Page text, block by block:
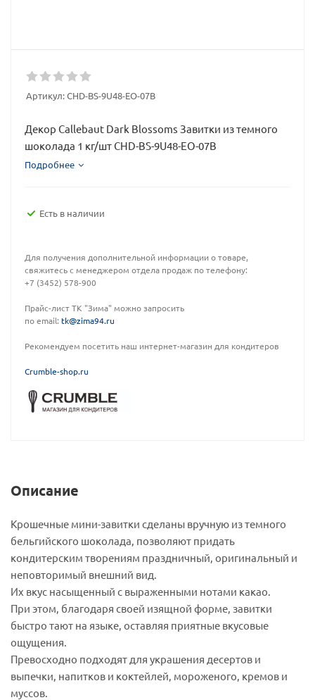
Артикул:CHD-BS-9U48-EO-07B
Декор Callebaut Dark Blossoms Завитки из темного
шоколада 1 кг/шт CHD-BS-9U48-EO-07B
Подробнее
Есть в наличии
Для получения дополнительной информации о товаре,
свяжитесь с менеджером отдела продаж по телефону:
+7 (3452) 578-900
Прайс-лист ТК "Зима" можно запросить
по email: tk@zima94.ru
Рекомендуем посетить наш интернет-магазин для кондитеров
Crumble-shop.ru
Описание
Крошечные мини-завитки сделаны вручную из темного
бельгийского шоколада, позволяют придать
кондитерским творениям праздничный, оригинальный и
неповторимый внешний вид.
Их вкус насыщенный с выраженными нотами какао.
При этом, благодаря своей изящной форме, завитки
быстро тают на языке, оставляя приятные вкусовые
ощущения.
Превосходно подходят для украшения десертов и
выпечки, напитков и коктейлей, мороженого, кремов и
муссов.